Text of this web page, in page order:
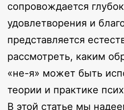
сопровождается
удовлетворения и
представляется
рассмотреть, каким
«не-я» может быть
теории и практике
В этой статье мы